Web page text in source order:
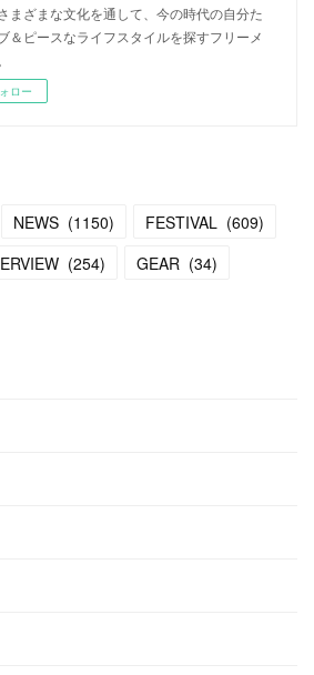
まざまな文化を通して、今の時代の自分た
＆ピースなライフスタイルを探すフリーメ
ロー
NEWS (1150) FESTIVAL (609)
(254) GEAR (34)